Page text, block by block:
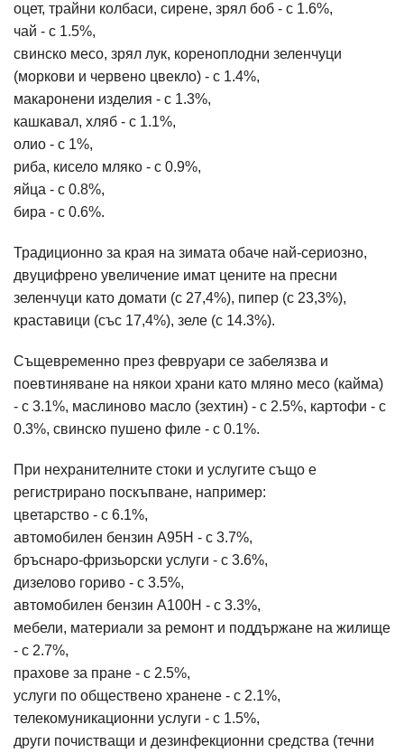
оцет, трайни колбаси, сирене, зрял боб - с 1.6%,
чай - с 1.5%,
свинско месо, зрял лук, кореноплодни зеленчуци
(моркови и червено цвекло) - с 1.4%,
макаронени изделия - с 1.3%,
кашкавал, хляб - с 1.1%,
олио - с 1%,
риба, кисело мляко - с 0.9%,
яйца - с 0.8%,
бира - с 0.6%.
Традиционно за края на зимата обаче най-сериозно,
двуцифрено увеличение имат цените на пресни
зеленчуци като домати (с 27,4%), пипер (с 23,3%),
краставици (със 17,4%), зеле (с 14.3%).
Същевременно през февруари се забелязва и
поевтиняване на някои храни като мляно месо (кайма)
- с 3.1%, маслиново масло (зехтин) - с 2.5%, картофи - с
0.3%, свинско пушено филе - с 0.1%.
При нехранителните стоки и услугите също е
регистрирано поскъпване, например:
цветарство - с 6.1%,
автомобилен бензин А95Н - с 3.7%,
бръснаро-фризьорски услуги - с 3.6%,
дизелово гориво - с 3.5%,
автомобилен бензин А100Н - с 3.3%,
мебели, материали за ремонт и поддържане на жилище
- с 2.7%,
прахове за пране - с 2.5%,
услуги по обществено хранене - с 2.1%,
телекомуникационни услуги - с 1.5%,
други почистващи и дезинфекционни средства (течни